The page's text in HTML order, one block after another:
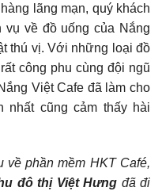
lãng mạn, quý khách
về đồ uống của Nắng
thú vị. Với những loại đồ
công phu cùng đội ngũ
Việt Cafe đã làm cho
nhất cũng cảm thấy hài
về phần mềm HKT Café,
đô thị Việt Hưng đã đi